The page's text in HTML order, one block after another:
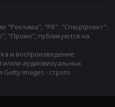
"Реклама", "PR", "Спецпроект",
"Промо", публикуются на
и воспроизведение
и/или аудиовизуальных
Images - строго